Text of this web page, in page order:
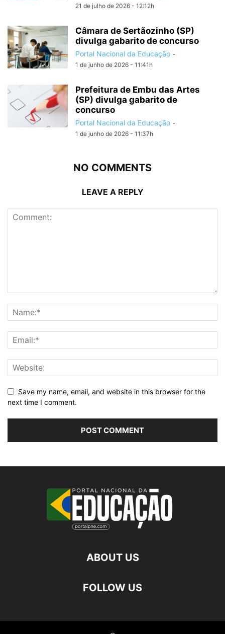
21 de julho de 2026 - 12:12h
Câmara de Sertãozinho (SP)
divulga gabarito de concurso
Portal Nacional da Educação -
1 de junho de 2026 - 11:41h
Prefeitura de Embu das Artes
(SP) divulga gabarito de
concurso
Portal Nacional da Educação -
1 de junho de 2026 - 11:37h
NO COMMENTS
LEAVE A REPLY
Save my name, email, and website in this browser for the
next time I comment.
ABOUT US
FOLLOW US